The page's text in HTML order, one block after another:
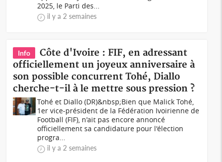
2025, le Parti des...
il y a 2 semaines
Info
Côte d'Ivoire : FIF, en adressant
officiellement un joyeux anniversaire à
son possible concurrent Tohé, Diallo
cherche-t-il à le mettre sous pression ?
Tohé et Diallo (DR)&nbsp;Bien que Malick Tohé,
1er vice-président de la Fédération Ivoirienne de
Football (FIF), n'ait pas encore annoncé
officiellement sa candidature pour l'élection
progra...
il y a 2 semaines